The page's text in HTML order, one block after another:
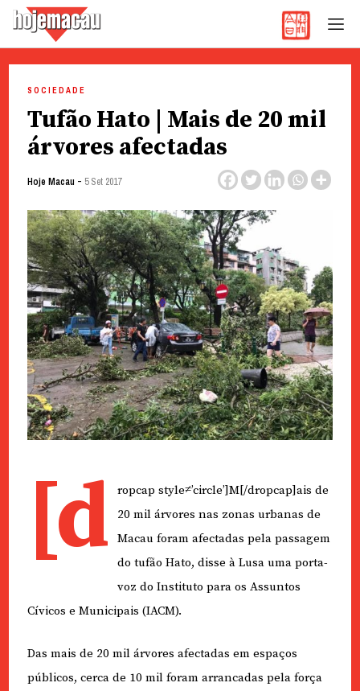
content
SOCIEDADE
Tufão Hato | Mais de 20 mil
árvores afectadas
Hoje Macau - 5 Set 2017
[d
ropcap style≠’circle’]M[/dropcap]ais de
20 mil árvores nas zonas urbanas de
Macau foram afectadas pela passagem
do tufão Hato, disse à Lusa uma porta-
voz do Instituto para os Assuntos
Cívicos e Municipais (IACM).
Das mais de 20 mil árvores afectadas em espaços
públicos, cerca de 10 mil foram arrancadas pela força